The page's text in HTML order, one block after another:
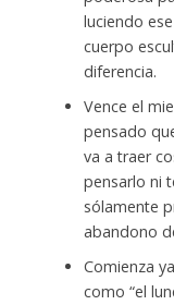
luciendo
cuerpo
diferencia.
Vence el
pensado
va a traer
pensarlo ni
sólamente
abandono
Comienza
como “el